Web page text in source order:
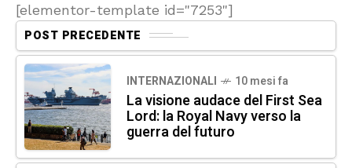
[elementor-template id="7253"]
POST PRECEDENTE
INTERNAZIONALI 10 mesi fa
La visione audace del First Sea
Lord: la Royal Navy verso la
guerra del futuro